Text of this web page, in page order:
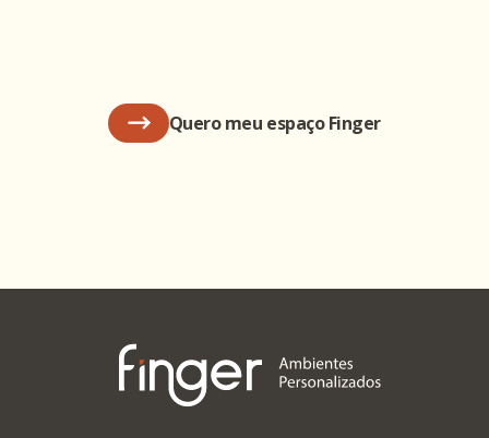
Quero meu espaço Finger